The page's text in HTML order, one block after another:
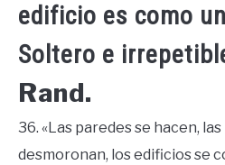
edificio es como
Soltero e
Rand.
36. «Las paredes se hacen,
desmoronan, los edificios se